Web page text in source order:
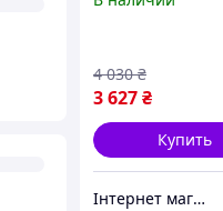
рукавом 4607
3 627₴
4 030 ₴
Купить
Інтернет магазин "Вишиванка.Nет"